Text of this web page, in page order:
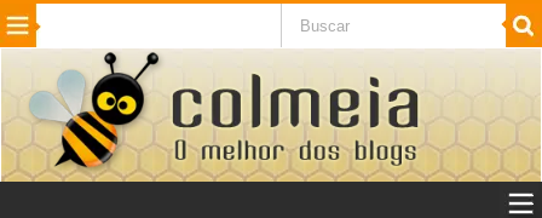
Beleza Cinema e TV
Internet Jogos NotÃ­cias SaÃºde
VeÃ­culos Adulto